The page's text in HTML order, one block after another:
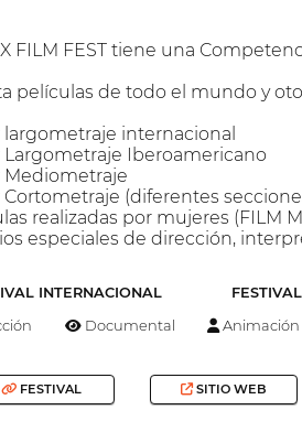
FILM FEST tiene una
películas de todo el mundo y
largometraje internacional
Largometraje Iberoamericano
Mediometraje
Cortometraje (diferentes
realizadas por mujeres (FILM
especiales de dirección,
INTERNACIONAL
Documental Animación
FESTIVAL SITIO WEB